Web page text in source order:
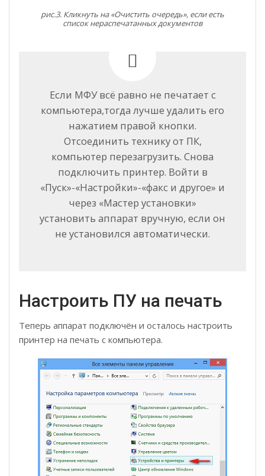
рис.3. Кликнуть на «Очистить очередь», если есть
список нераспечатанных документов
Если МФУ всё равно не печатает с
компьютера,тогда лучше удалить его
нажатием правой кнопки.
Отсоединить технику от ПК,
компьютер перезагрузить. Снова
подключить принтер. Войти в
«Пуск»-«Настройки»-«факс и другое» и
через «Мастер установки»
установить аппарат вручную, если он
не установился автоматически.
Настроить ПУ на печать
Теперь аппарат подключён и осталось настроить
принтер на печать с компьютера.